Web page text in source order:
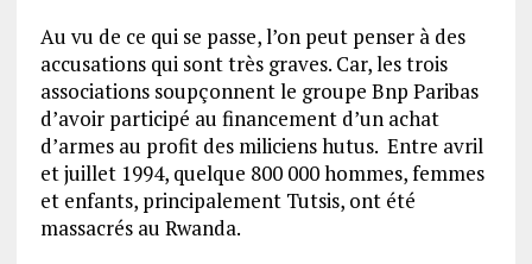
Au vu de ce qui se passe, l’on peut penser à des
accusations qui sont très graves. Car, les trois
associations soupçonnent le groupe Bnp Paribas
d’avoir participé au financement d’un achat
d’armes au profit des miliciens hutus. Entre avril
et juillet 1994, quelque 800 000 hommes, femmes
et enfants, principalement Tutsis, ont été
massacrés au Rwanda.